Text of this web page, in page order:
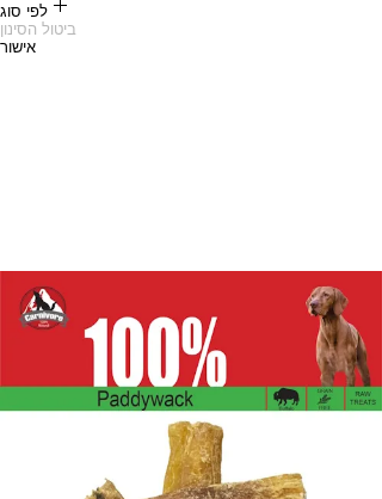
‏72 ‏₪
לפי סוג
עצמות
ביטול הסינון
אישור